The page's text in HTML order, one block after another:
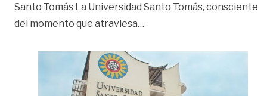
Santo Tomás La Universidad Santo Tomás, consciente
del momento que atraviesa…